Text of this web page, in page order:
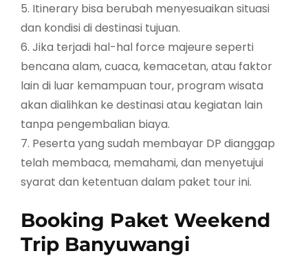
5. Itinerary bisa berubah menyesuaikan situasi
dan kondisi di destinasi tujuan.
6. Jika terjadi hal-hal force majeure seperti
bencana alam, cuaca, kemacetan, atau faktor
lain di luar kemampuan tour, program wisata
akan dialihkan ke destinasi atau kegiatan lain
tanpa pengembalian biaya.
7. Peserta yang sudah membayar DP dianggap
telah membaca, memahami, dan menyetujui
syarat dan ketentuan dalam paket tour ini.
Booking Paket Weekend
Trip Banyuwangi